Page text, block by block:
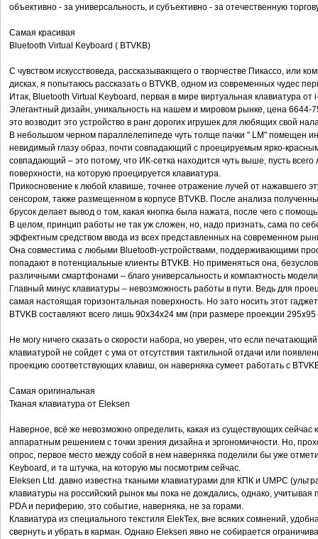
объективно - за универсальность, и субъективно - за отечественную
Самая красивая
Bluetooth Virtual Keyboard ( BTVKB)
С чувством искусствоведа, рассказывающего о творчестве Пикассо, или
дисках, я попытаюсь рассказать о BTVKB, одном из современных чудес
Итак, Bluetooth Virtual Keyboard, первая в мире виртуальная клавиатура от
Элегантный дизайн, уникальность на нашем и мировом рынке, цена 6644-
это возводит это устройство в ранг дорогих игрушек для любящих свой
В небольшом черном параллелепипеде чуть толще пачки " LM" помещен
невидимый глазу образ, почти совпадающий с проецируемым ярко-
совпадающий – это потому, что ИК-сетка находится чуть выше, пусть
поверхности, на которую проецируется клавиатура.
Прикосновение к любой клавише, точнее отражение лучей от нажавшего
сенсором, также размещенном в корпусе BTVKB. После анализа
брусок делает вывод о том, какая кнопка была нажата, после чего с
В целом, принцип работы не так уж сложен, но, надо признать, сама по
эффектным средством ввода из всех представленных на современном
Она совместима с любыми Bluetooth-устройствами, поддерживающими
попадают в потенциальные клиенты BTVKB. Но применяться она,
различными смартфонами – благо универсальность и компактность
Главный минус клавиатуры – невозможность работы в пути. Ведь для
самая настоящая горизонтальная поверхность. Но зато носить этот
BTVKB составляют всего лишь 90x34x24 мм (при размере проекции
Не могу ничего сказать о скорости набора, но уверен, что если
клавиатурой не сойдет с ума от отсутствия тактильной отдачи или
проекцию соответствующих клавиш, он наверняка сумеет работать с
Самая оригинальная
Тканая клавиатура от Eleksen
Наверное, всё же невозможно определить, какая из существующих сейчас
аппаратным решением с точки зрения дизайна и эргономичности. Но,
опрос, первое место между собой в нем наверняка поделили бы уже
Keyboard, и та штучка, на которую мы посмотрим сейчас.
Eleksen Ltd. давно известна ткаными клавиатурами для КПК и UMPC
клавиатуры на российский рынок мы пока не дождались, однако,
PDA и периферию, это событие, наверняка, не за горами.
Клавиатура из специального текстиля ElekTex, вне всяких сомнений,
свернуть и убрать в карман. Однако Eleksen явно не собирается